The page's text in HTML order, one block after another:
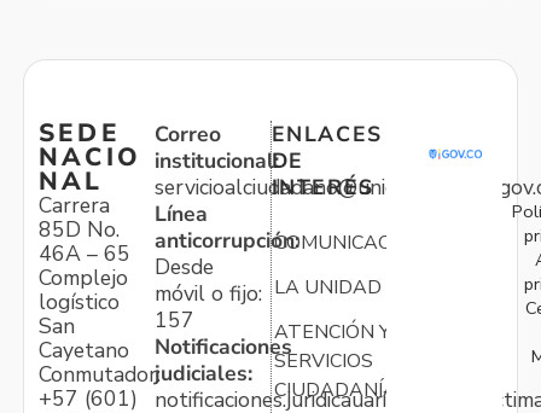
SEDE
NACIO
NAL
Carrera
85D No.
46A – 65
Complejo
logístico
San
Cayetano
Conmutador:
+57 (601)
Correo
institucional:
Línea
anticorrupción:
Desde
móvil o fijo:
157
Notificaciones
judiciales:
ENLACES
DE
INTERÉS
COMUNICACIONES
LA UNIDAD
ATENCIÓN Y
SERVICIOS
CIUDADANÍA